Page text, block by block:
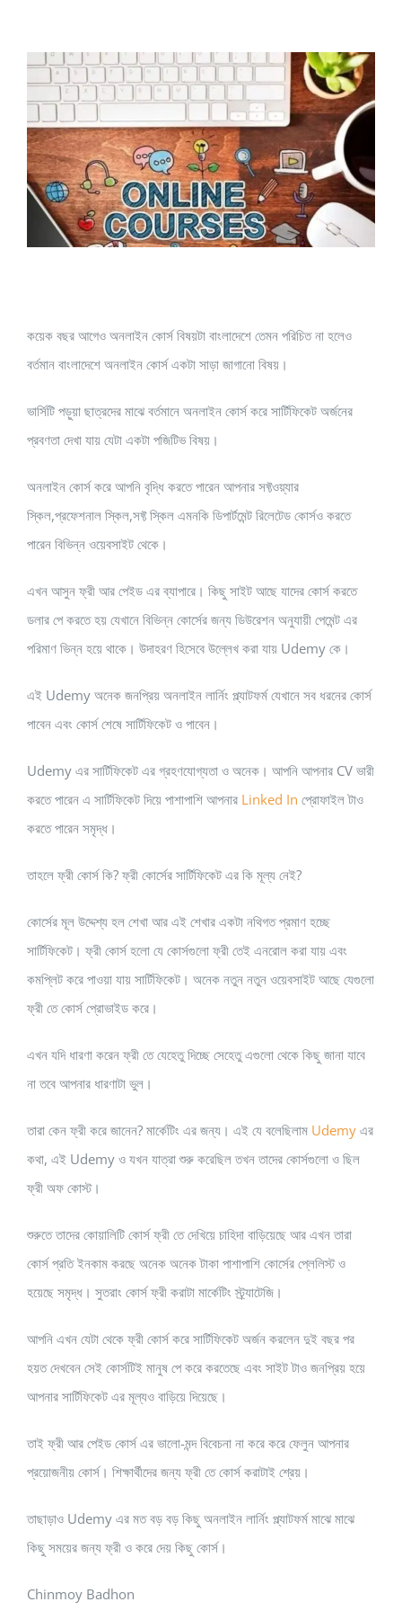
View
Larger
Image
কয়েক বছর আগেও অনলাইন কোর্স বিষয়টা বাংলাদেশে তেমন পরিচিত না হলেও
বর্তমান বাংলাদেশে অনলাইন কোর্স একটা সাড়া জাগানো বিষয়।
ভার্সিটি পড়ুয়া ছাত্রদের মাঝে বর্তমানে অনলাইন কোর্স করে সার্টিফিকেট অর্জনের
প্রবণতা দেখা যায় যেটা একটা পজিটিভ বিষয়।
অনলাইন কোর্স করে আপনি বৃদ্ধি করতে পারেন আপনার সফ্টওয়্যার
স্কিল,প্রফেশনাল স্কিল,সফ্ট স্কিল এমনকি ডিপার্টমেন্ট রিলেটেড কোর্সও করতে
পারেন বিভিন্ন ওয়েবসাইট থেকে।
এখন আসুন ফ্রী আর পেইড এর ব্যাপারে। কিছু সাইট আছে যাদের কোর্স করতে
ডলার পে করতে হয় যেখানে বিভিন্ন কোর্সের জন্য ডিউরেশন অনুযায়ী পেমেন্ট এর
পরিমাণ ভিন্ন হয়ে থাকে। উদাহরণ হিসেবে উল্লেখ করা যায় Udemy কে।
এই Udemy অনেক জনপ্রিয় অনলাইন লার্নিং প্ল্যাটফর্ম যেখানে সব ধরনের কোর্স
পাবেন এবং কোর্স শেষে সার্টিফিকেট ও পাবেন।
Udemy এর সার্টিফিকেট এর গ্রহণযোগ্যতা ও অনেক। আপনি আপনার CV ভারী
করতে পারেন এ সার্টিফিকেট দিয়ে পাশাপাশি আপনার Linked In প্রোফাইল টাও
করতে পারেন সমৃদ্ধ।
তাহলে ফ্রী কোর্স কি? ফ্রী কোর্সের সার্টিফিকেট এর কি মূল্য নেই?
কোর্সের মূল উদ্দেশ্য হল শেখা আর এই শেখার একটা নথিগত প্রমাণ হচ্ছে
সার্টিফিকেট। ফ্রী কোর্স হলো যে কোর্সগুলো ফ্রী তেই এনরোল করা যায় এবং
কমপ্লিট করে পাওয়া যায় সার্টিফিকেট। অনেক নতুন নতুন ওয়েবসাইট আছে যেগুলো
ফ্রী তে কোর্স প্রোভাইড করে।
এখন যদি ধারণা করেন ফ্রী তে যেহেতু দিচ্ছে সেহেতু এগুলো থেকে কিছু জানা যাবে
না তবে আপনার ধারণাটা ভুল।
তারা কেন ফ্রী করে জানেন? মার্কেটিং এর জন্য। এই যে বলেছিলাম Udemy এর
কথা, এই Udemy ও যখন যাত্রা শুরু করেছিল তখন তাদের কোর্সগুলো ও ছিল
ফ্রী অফ কোস্ট।
শুরুতে তাদের কোয়ালিটি কোর্স ফ্রী তে দেখিয়ে চাহিদা বাড়িয়েছে আর এখন তারা
কোর্স প্রতি ইনকাম করছে অনেক অনেক টাকা পাশাপাশি কোর্সের প্লেলিস্ট ও
হয়েছে সমৃদ্ধ। সুতরাং কোর্স ফ্রী করাটা মার্কেটিং স্ট্র্যাটেজি।
আপনি এখন যেটা থেকে ফ্রী কোর্স করে সার্টিফিকেট অর্জন করলেন দুই বছর পর
হয়ত দেখবেন সেই কোর্সটিই মানুষ পে করে করতেছে এবং সাইট টাও জনপ্রিয় হয়ে
আপনার সার্টিফিকেট এর মূল্যও বাড়িয়ে দিয়েছে।
তাই ফ্রী আর পেইড কোর্স এর ভালো-মন্দ বিবেচনা না করে করে ফেলুন আপনার
প্রয়োজনীয় কোর্স। শিক্ষার্থীদের জন্য ফ্রী তে কোর্স করাটাই শ্রেয়।
তাছাড়াও Udemy এর মত বড় বড় কিছু অনলাইন লার্নিং প্ল্যাটফর্ম মাঝে মাঝে
কিছু সময়ের জন্য ফ্রী ও করে দেয় কিছু কোর্স।
Chinmoy Badhon